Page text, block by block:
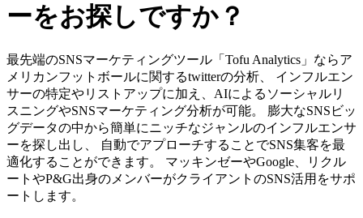
ーをお探しですか？
最先端のSNSマーケティングツール「Tofu Analytics」ならア
メリカンフットボールに関するtwitterの分析、 インフルエン
サーの特定やリストアップに加え、AIによるソーシャルリ
スニングやSNSマーケティング分析が可能。 膨大なSNSビッ
グデータの中から簡単にニッチなジャンルのインフルエンサ
ーを探し出し、 自動でアプローチすることでSNS集客を最
適化することができます。 マッキンゼーやGoogle、リクル
ートやP&G出身のメンバーがクライアントのSNS活用をサポ
ートします。